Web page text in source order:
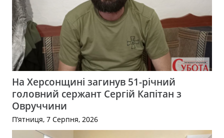
На Херсонщині загинув 51-річний
головний сержант Сергій Капітан з
Овруччини
П’ятниця, 7 Серпня, 2026